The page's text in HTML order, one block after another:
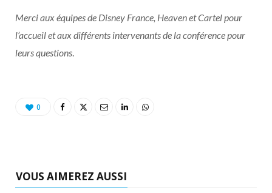
Merci aux équipes de Disney France, Heaven et Cartel pour
l’accueil et aux différents intervenants de la conférence pour
leurs questions.
0
VOUS AIMEREZ AUSSI